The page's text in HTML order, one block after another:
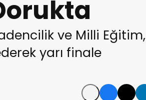
ve Milli Eğitim,
yarı finale